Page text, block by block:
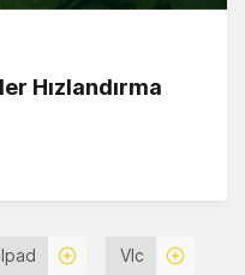
Hızlandırma
Ipad Vlc